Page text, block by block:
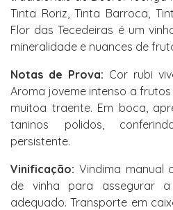
Tinta Roriz, Tinta Barroca,
Flor das Tecedeiras é um
mineralidade e nuances de
Notas de Prova: Cor rubi
Aroma joveme intenso a
muitoa traente. Em boca,
taninos polidos,
persistente.
Vinificação: Vindima manual
de vinha para assegurar
adequado. Transporte em